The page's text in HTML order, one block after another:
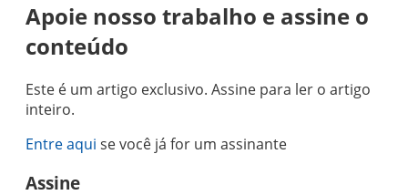
Apoie nosso trabalho e assine o
conteúdo
Este é um artigo exclusivo. Assine para ler o artigo
inteiro.
Entre aqui se você já for um assinante
Assine